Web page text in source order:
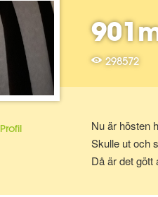
298572
Nu är hösten
Skulle ut och
Då är det gött
Profil